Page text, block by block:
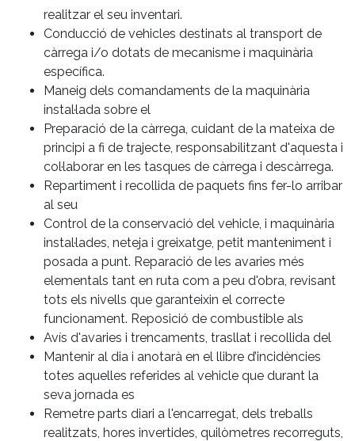
realitzar el seu inventari.
Conducció de vehicles destinats al transport de
càrrega i/o dotats de mecanisme i maquinària
específica.
Maneig dels comandaments de la maquinària
instal·lada sobre el
Preparació de la càrrega, cuidant de la mateixa de
principi a fi de trajecte, responsabilitzant d'aquesta i
col·laborar en les tasques de càrrega i descàrrega.
Repartiment i recollida de paquets fins fer-lo arribar
al seu
Control de la conservació del vehicle, i maquinària
instal·lades, neteja i greixatge, petit manteniment i
posada a punt. Reparació de les avaries més
elementals tant en ruta com a peu d'obra, revisant
tots els nivells que garanteixin el correcte
funcionament. Reposició de combustible als
Avís d'avaries i trencaments, trasllat i recollida del
Mantenir al dia i anotarà en el llibre d’incidències
totes aquelles referides al vehicle que durant la
seva jornada es
Remetre parts diari a l'encarregat, dels treballs
realitzats, hores invertides, quilòmetres recorreguts,